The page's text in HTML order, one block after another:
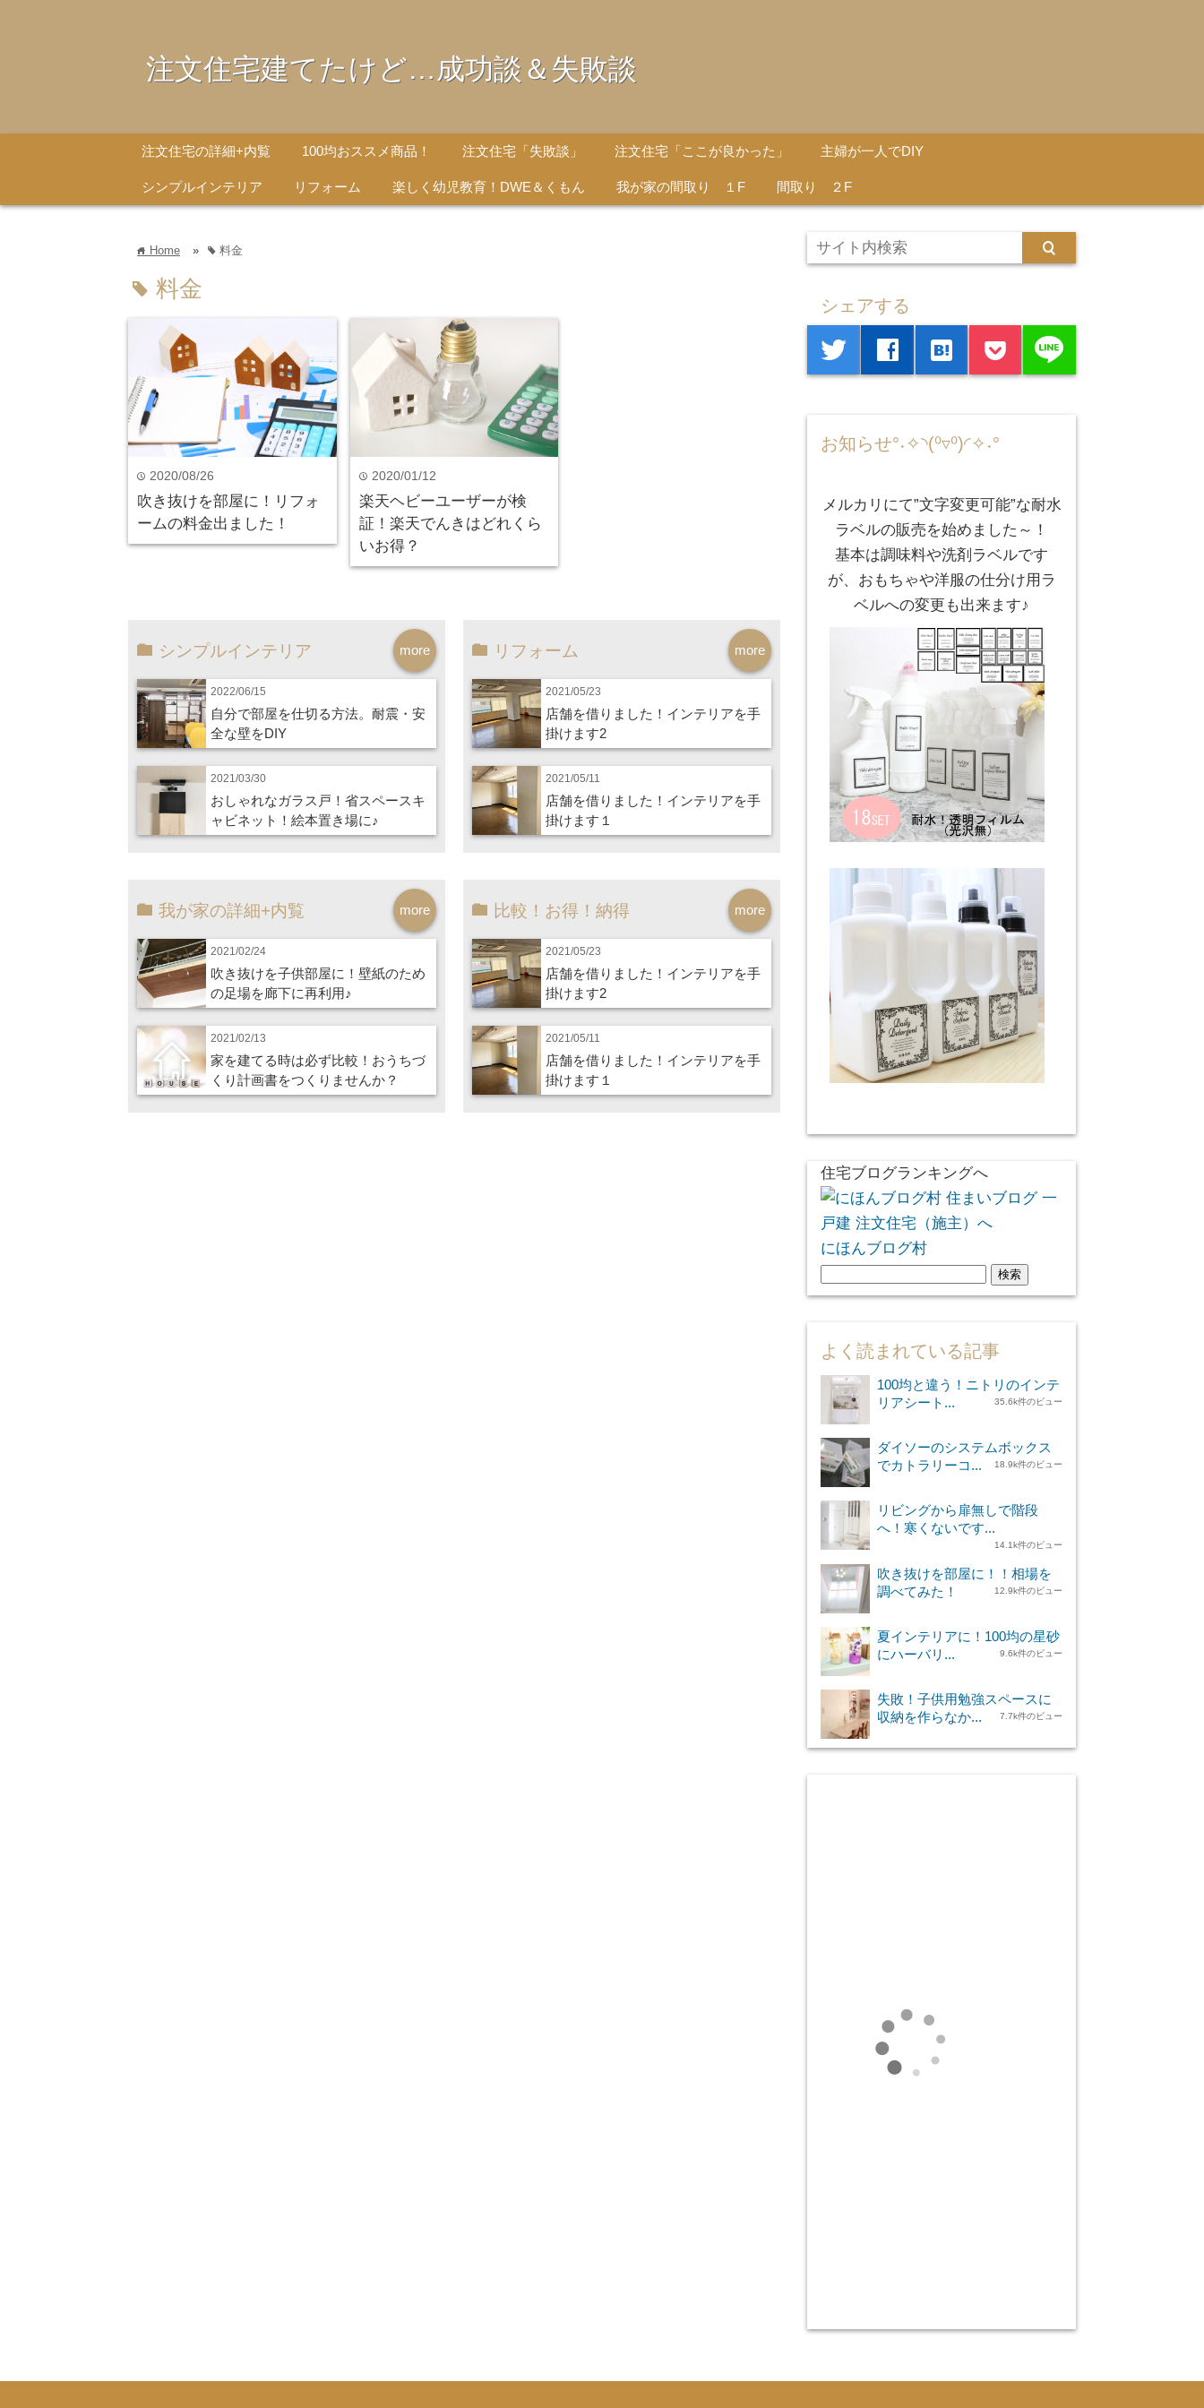
注文住宅建てたけど…成功談＆失敗談
注文住宅の詳細+内覧 100均おススメ商品！ 注文住宅「失敗談」 注文住宅「ここが良かった」 主婦が一人でDIY
シンプルインテリア リフォーム 楽しく幼児教育！DWE＆くもん 我が家の間取り １F 間取り ２F
home Home » tag 料金
tag 料金
time 2020/08/26
吹き抜けを部屋に！リフォ
ームの料金出ました！
time 2020/01/12
楽天ヘビーユーザーが検
証！楽天でんきはどれくら
いお得？
more
シンプルインテリア
2022/06/15
自分で部屋を仕切る方法。耐震・安
全な壁をDIY
2021/03/30
おしゃれなガラス戸！省スペースキ
ャビネット！絵本置き場に♪
more
リフォーム
2021/05/23
店舗を借りました！インテリアを手
掛けます2
2021/05/11
店舗を借りました！インテリアを手
掛けます１
more
我が家の詳細+内覧
2021/02/24
吹き抜けを子供部屋に！壁紙のため
の足場を廊下に再利用♪
2021/02/13
家を建てる時は必ず比較！おうちづ
くり計画書をつくりませんか？
more
比較！お得！納得
2021/05/23
店舗を借りました！インテリアを手
掛けます2
2021/05/11
店舗を借りました！インテリアを手
掛けます１
シェアする
twitter facebook hatenabookmark line
お知らせ°˖✧◝(⁰▿⁰)◜✧˖°
メルカリにて”文字変更可能”な耐水
ラベルの販売を始めました～！
基本は調味料や洗剤ラベルです
が、おもちゃや洋服の仕分け用ラ
ベルへの変更も出来ます♪
住宅ブログランキングへ
にほんブログ村
索:
よく読まれている記事
100均と違う！ニトリのインテ
リアシート...
35.6k件のビュー
ダイソーのシステムボックス
でカトラリーコ...
18.9k件のビュー
リビングから扉無しで階段
へ！寒くないです...
14.1k件のビュー
吹き抜けを部屋に！！相場を
調べてみた！
12.9k件のビュー
夏インテリアに！100均の星砂
にハーバリ...
9.6k件のビュー
失敗！子供用勉強スペースに
収納を作らなか...
7.7k件のビュー